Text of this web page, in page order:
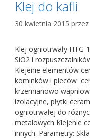
Klej do kafli
30 kwietnia 2015 przez
Klej ogniotrwały
SiO2 i
Klejenie elementów
kominków i pieców
krzemianowo
izolacyjne, płytki
ogniotrwałej do
metalowych Klejenie
innych. Parametry: